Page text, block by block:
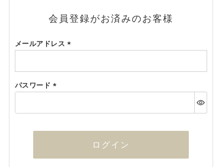
会員登録がお済みのお客様
メールアドレス
須)
パスワード
須)
ログイン